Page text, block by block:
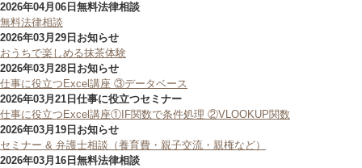
2026年04月06日 無料法律相談
無料法律相談
2026年03月29日 お知らせ
おうちで楽しめる抹茶体験
2026年03月28日 お知らせ
仕事に役立つExcel講座 ③データベース
2026年03月21日 仕事に役立つセミナー
仕事に役立つExcel講座①IF関数で条件処理 ②VLOOKUP関数
2026年03月19日 お知らせ
セミナー & 弁護士相談（養育費・親子交流・親権など）
2026年03月16日 無料法律相談